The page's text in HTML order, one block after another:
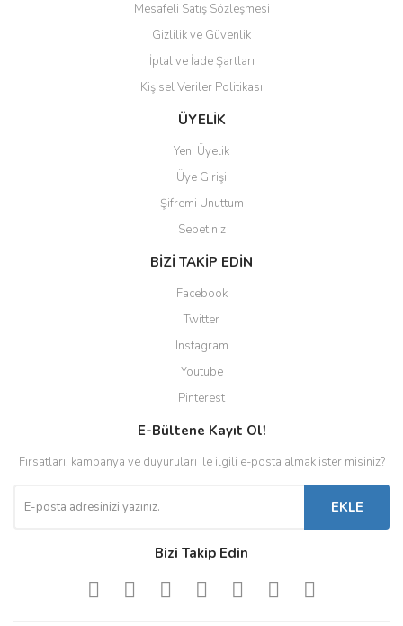
Gönder
Mesafeli Satış Sözleşmesi
Gizlilik ve Güvenlik
İptal ve İade Şartları
Kişisel Veriler Politikası
ÜYELİK
Yeni Üyelik
Üye Girişi
Şifremi Unuttum
Sepetiniz
BİZİ TAKİP EDİN
Facebook
Twitter
Instagram
Youtube
Pinterest
E-Bültene Kayıt Ol!
Fırsatları, kampanya ve duyuruları ile ilgili e-posta almak ister misiniz?
EKLE
Bizi Takip Edin